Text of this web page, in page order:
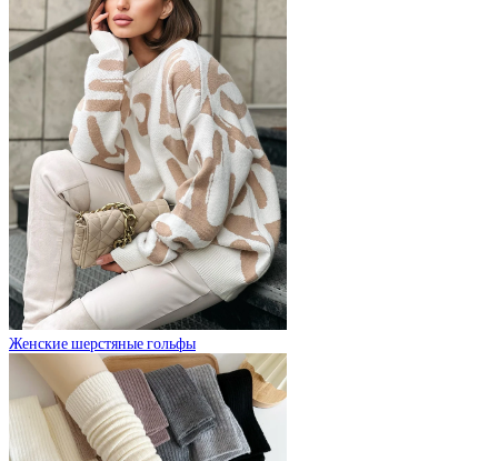
Женские шерстяные гольфы